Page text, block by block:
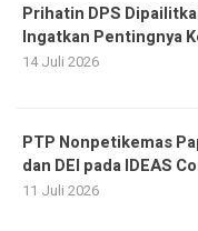
Prihatin DPS
Ingatkan Pentingnya
14 Juli 2026
PTP Nonpetikemas
dan DEI pada IDEAS
11 Juli 2026